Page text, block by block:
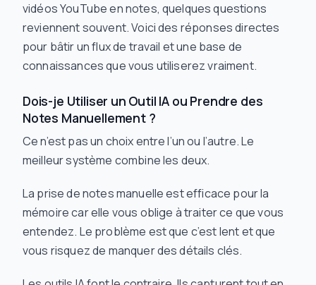
vidéos YouTube en notes, quelques questions
reviennent souvent. Voici des réponses directes
pour bâtir un flux de travail et une base de
connaissances que vous utiliserez vraiment.
Dois-je Utiliser un Outil IA ou Prendre des
Notes Manuellement ?
Ce n’est pas un choix entre l’un ou l’autre. Le
meilleur système combine les deux.
La prise de notes manuelle est efficace pour la
mémoire car elle vous oblige à traiter ce que vous
entendez. Le problème est que c’est lent et que
vous risquez de manquer des détails clés.